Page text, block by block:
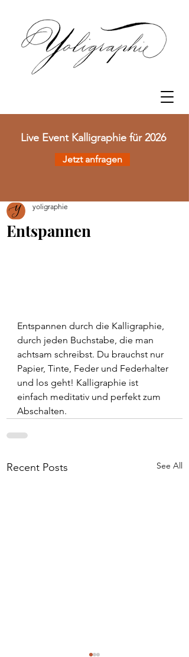
Kalligraphie für 2026
Jetzt anfragen
Entspannen
yoligraphie
Entspannen durch die Kalligraphie,
durch jeden Buchstabe, die man
achtsam schreibst. Du brauchst nur
Papier, Tinte, Feder und Federhalter
und los geht! Kalligraphie ist
einfach meditativ und perfekt zum
Abschalten.
Recent Posts See All